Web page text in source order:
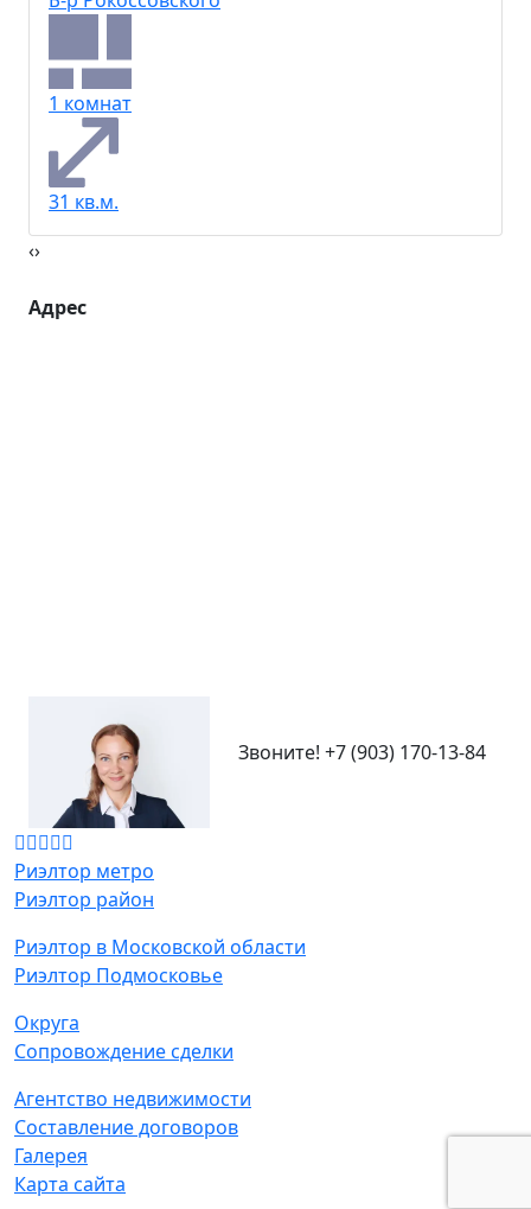
1 комнат
31 кв.м.
‹›
Адрес
Звоните! +7 (903) 170-13-84
Риэлтор метро
Риэлтор район
Риэлтор в Московской области
Риэлтор Подмосковье
Округа
Сопровождение сделки
Агентство недвижимости
Составление договоров
Галерея
Карта сайта